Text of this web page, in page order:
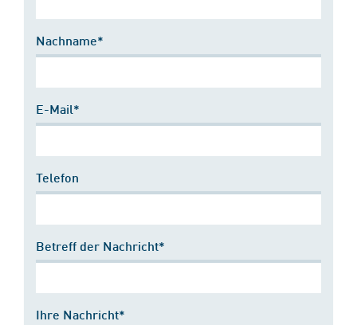
Nachname*
E-Mail*
Telefon
Betreff der Nachricht*
Ihre Nachricht*